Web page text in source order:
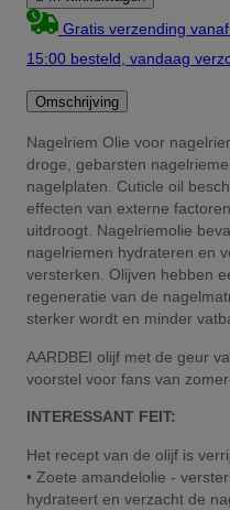
Gratis verzending
15:00 besteld, vandaag
Omschrijving
Nagelriem Olie voor
droge, gebarsten
nagelplaten. Cuticle oil
effecten van externe
uitdroogt. Nagelriemolie
nagelriemen hydrateren en
versterken. Olijven hebben
regeneratie van de
sterker wordt en minder
AARDBEI olijf met de geur
voorstel voor fans van
INTERESSANT FEIT:
Het recept van de olijf is
• Zoete amandelolie -
hydrateert en verzacht de